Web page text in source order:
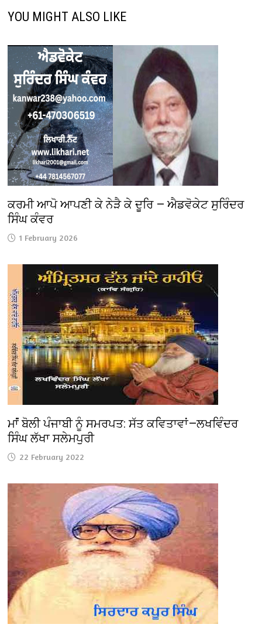
YOU MIGHT ALSO LIKE
ਕਰਮੀ ਆਪੋ ਆਪਣੀ ਕੇ ਨੇੜੈ ਕੇ ਦੂਰਿ — ਐਡਵੋਕੇਟ ਸੁਰਿੰਦਰ
ਸਿੰਘ ਕੰਵਰ
1 February 2026
ਮਾਂਂ ਬੋਲੀ ਪੰਜਾਬੀ ਨੂੰ ਸਮਰਪਤ: ਸੱਤ ਕਵਿਤਾਵਾਂ—ਲਖਵਿੰਦਰ
ਸਿੰਘ ਲੱਖਾ ਸਲੇਮਪੁਰੀ
22 February 2022